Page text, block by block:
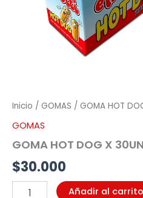
Inicio / GOMAS / GOMA HOT
GOMAS
GOMA HOT DOG X
$30.000
Añadir al carrito